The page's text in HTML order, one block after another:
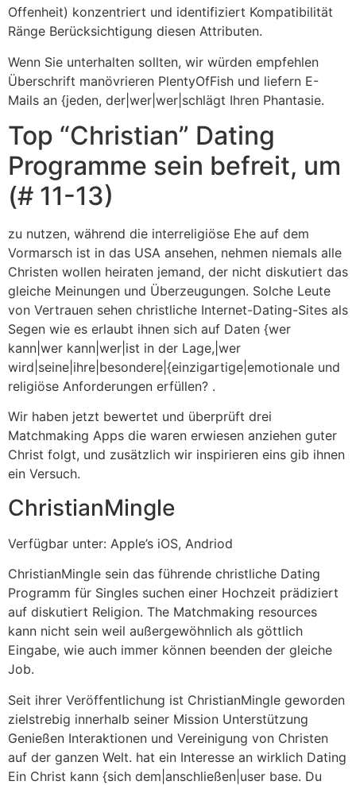
Offenheit) konzentriert und identifiziert Kompatibilität
Ränge Berücksichtigung diesen Attributen.
Wenn Sie unterhalten sollten, wir würden empfehlen
Überschrift manövrieren PlentyOfFish und liefern E-
Mails an {jeden, der|wer|wer|schlägt Ihren Phantasie.
Top “Christian” Dating
Programme sein befreit, um
(# 11-13)
zu nutzen, während die interreligiöse Ehe auf dem
Vormarsch ist in das USA ansehen, nehmen niemals alle
Christen wollen heiraten jemand, der nicht diskutiert das
gleiche Meinungen und Überzeugungen. Solche Leute
von Vertrauen sehen christliche Internet-Dating-Sites als
Segen wie es erlaubt ihnen sich auf Daten {wer
kann|wer kann|wer|ist in der Lage,|wer
wird|seine|ihre|besondere|{einzigartige|emotionale und
religiöse Anforderungen erfüllen? .
Wir haben jetzt bewertet und überprüft drei
Matchmaking Apps die waren erwiesen anziehen guter
Christ folgt, und zusätzlich wir inspirieren eins gib ihnen
ein Versuch.
ChristianMingle
Verfügbar unter: Apple’s iOS, Andriod
ChristianMingle sein das führende christliche Dating
Programm für Singles suchen einer Hochzeit prädiziert
auf diskutiert Religion. The Matchmaking resources
kann nicht sein weil außergewöhnlich als göttlich
Eingabe, wie auch immer können beenden der gleiche
Job.
Seit ihrer Veröffentlichung ist ChristianMingle geworden
zielstrebig innerhalb seiner Mission Unterstützung
Genießen Interaktionen und Vereinigung von Christen
auf der ganzen Welt. hat ein Interesse an wirklich Dating
Ein Christ kann {sich dem|anschließen|user base. Du